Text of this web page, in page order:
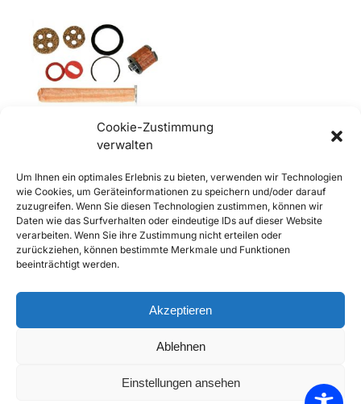
Cookie-Zustimmung
verwalten
Um Ihnen ein optimales Erlebnis zu bieten, verwenden wir Technologien
wie Cookies, um Geräteinformationen zu speichern und/oder darauf
zuzugreifen. Wenn Sie diesen Technologien zustimmen, können wir
Daten wie das Surfverhalten oder eindeutige IDs auf dieser Website
verarbeiten. Wenn Sie ihre Zustimmung nicht erteilen oder
zurückziehen, können bestimmte Merkmale und Funktionen
beeinträchtigt werden.
Akzeptieren
Ablehnen
Einstellungen ansehen
Benzinhahn, Kraftstoffhahn
Reparatursatz
€79,90 inkl. Mwst
Enthält 20% Mwst
zzgl.Versand
Lieferzeit: Sofort lieferbar
Add to Compare